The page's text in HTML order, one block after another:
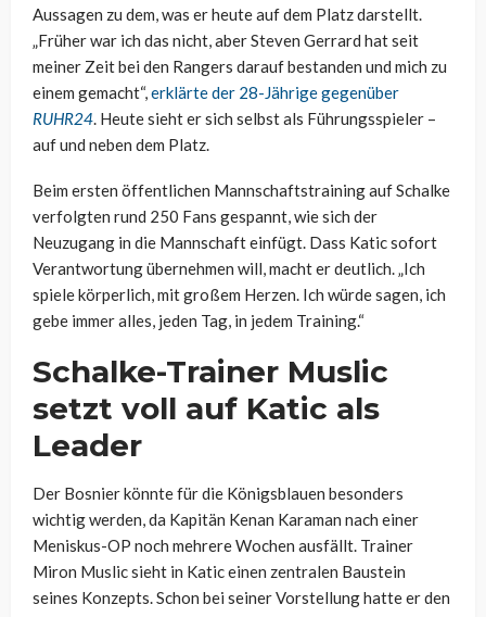
Aussagen zu dem, was er heute auf dem Platz darstellt.
„Früher war ich das nicht, aber Steven Gerrard hat seit
meiner Zeit bei den Rangers darauf bestanden und mich zu
einem gemacht“,erklärte der 28-Jährige gegenüber
RUHR24. Heute sieht er sich selbst als Führungsspieler –
auf und neben dem Platz.
Beim ersten öffentlichen Mannschaftstraining auf Schalke
verfolgten rund 250 Fans gespannt, wie sich der
Neuzugang in die Mannschaft einfügt. Dass Katic sofort
Verantwortung übernehmen will, macht er deutlich. „Ich
spiele körperlich, mit großem Herzen. Ich würde sagen, ich
gebe immer alles, jeden Tag, in jedem Training.“
Schalke-Trainer Muslic
setzt voll auf Katic als
Leader
Der Bosnier könnte für die Königsblauen besonders
wichtig werden, da Kapitän Kenan Karaman nach einer
Meniskus-OP noch mehrere Wochen ausfällt. Trainer
Miron Muslic sieht in Katic einen zentralen Baustein
seines Konzepts. Schon bei seiner Vorstellung hatte er den